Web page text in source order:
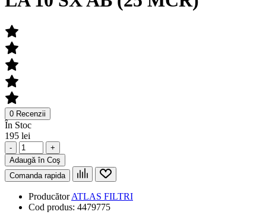
0 Recenzii
În Stoc
195 lei
-
+
Adaugă în Coş
Comanda rapida
ProducătorATLAS FILTRI
Cod produs: 4479775